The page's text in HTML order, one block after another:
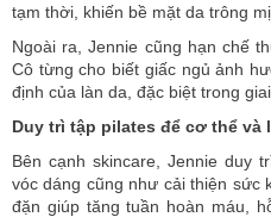
tạm thời, khiến bề mặt da trông
Ngoài ra, Jennie cũng hạn chế
Cô từng cho biết giấc ngủ ảnh
định của làn da, đặc biệt trong
Duy trì tập pilates để cơ thể và
Bên cạnh skincare, Jennie duy
vóc dáng cũng như cải thiện sức
đặn giúp tăng tuần hoàn máu,